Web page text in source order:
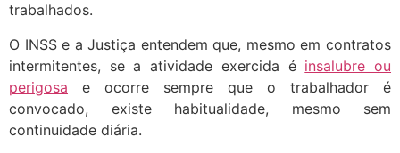
trabalhados.
O INSS e a Justiça entendem que, mesmo em contratos
intermitentes, se a atividade exercida é insalubre ou
perigosa e ocorre sempre que o trabalhador é
convocado, existe habitualidade, mesmo sem
continuidade diária.